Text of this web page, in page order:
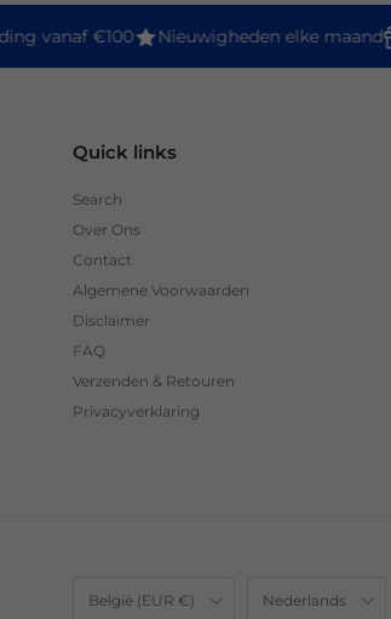
vanaf €100 Nieuwigheden elke maand
Quick links
Search
Over Ons
Contact
Algemene Voorwaarden
Disclaimer
FAQ
Verzenden & Retouren
Privacyverklaring
België (EUR €) Nederlands